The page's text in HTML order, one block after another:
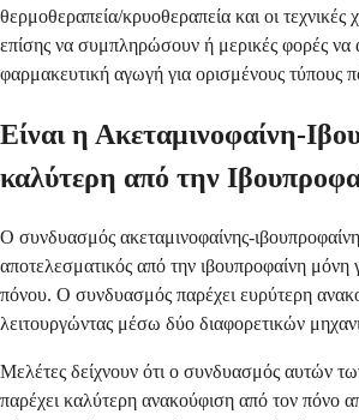
θερμοθεραπεία/κρυοθεραπεία και οι
επίσης να συμπληρώσουν ή μερικές φορές να
φαρμακευτική αγωγή για ορισμένους τύπους
Είναι η Ακεταμινοφαίνη-
καλύτερη από την
Ο συνδυασμός ακεταμινοφαίνης-
αποτελεσματικός από την ιβουπροφαίνη μόνη
πόνου. Ο συνδυασμός παρέχει ευρύτερη
λειτουργώντας μέσω δύο διαφορετικών
Μελέτες δείχνουν ότι ο συνδυασμός αυτών
παρέχει καλύτερη ανακούφιση από τον πόνο